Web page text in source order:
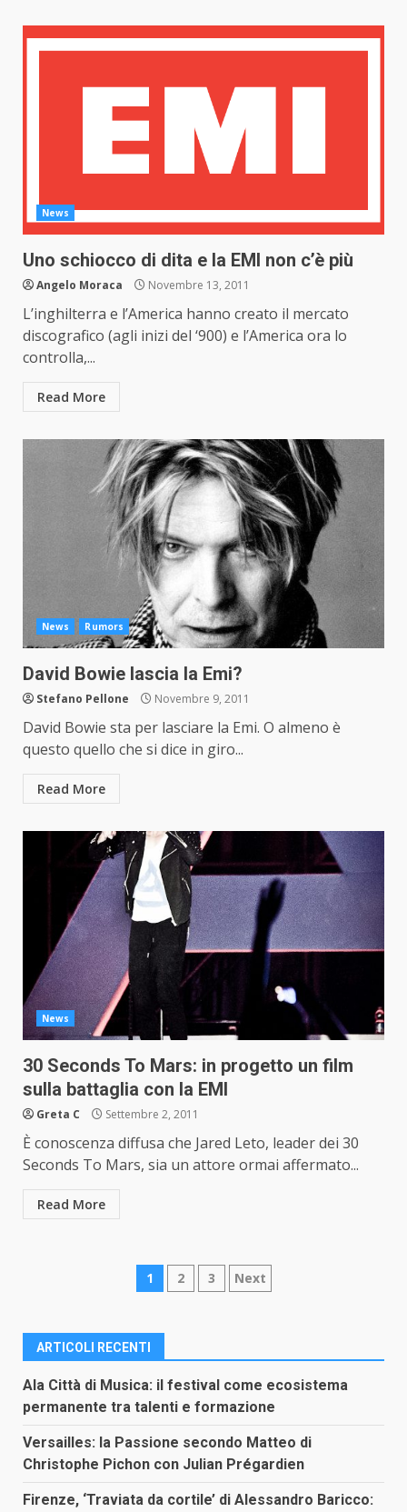
News
Uno schiocco di dita e la EMI non c’è più
Angelo Moraca Novembre 13, 2011
L’inghilterra e l’America hanno creato il mercato
discografico (agli inizi del ‘900) e l’America ora lo
controlla,...
Read More
News Rumors
David Bowie lascia la Emi?
Stefano Pellone Novembre 9, 2011
David Bowie sta per lasciare la Emi. O almeno è
questo quello che si dice in giro...
Read More
News
30 Seconds To Mars: in progetto un film
sulla battaglia con la EMI
Greta C Settembre 2, 2011
È conoscenza diffusa che Jared Leto, leader dei 30
Seconds To Mars, sia un attore ormai affermato...
Read More
Paginazione
articoli
1 2 3 Next
ARTICOLI RECENTI
Ala Città di Musica: il festival come ecosistema
permanente tra talenti e formazione
Versailles: la Passione secondo Matteo di
Christophe Pichon con Julian Prégardien
Firenze, ‘Traviata da cortile’ di Alessandro Baricco: